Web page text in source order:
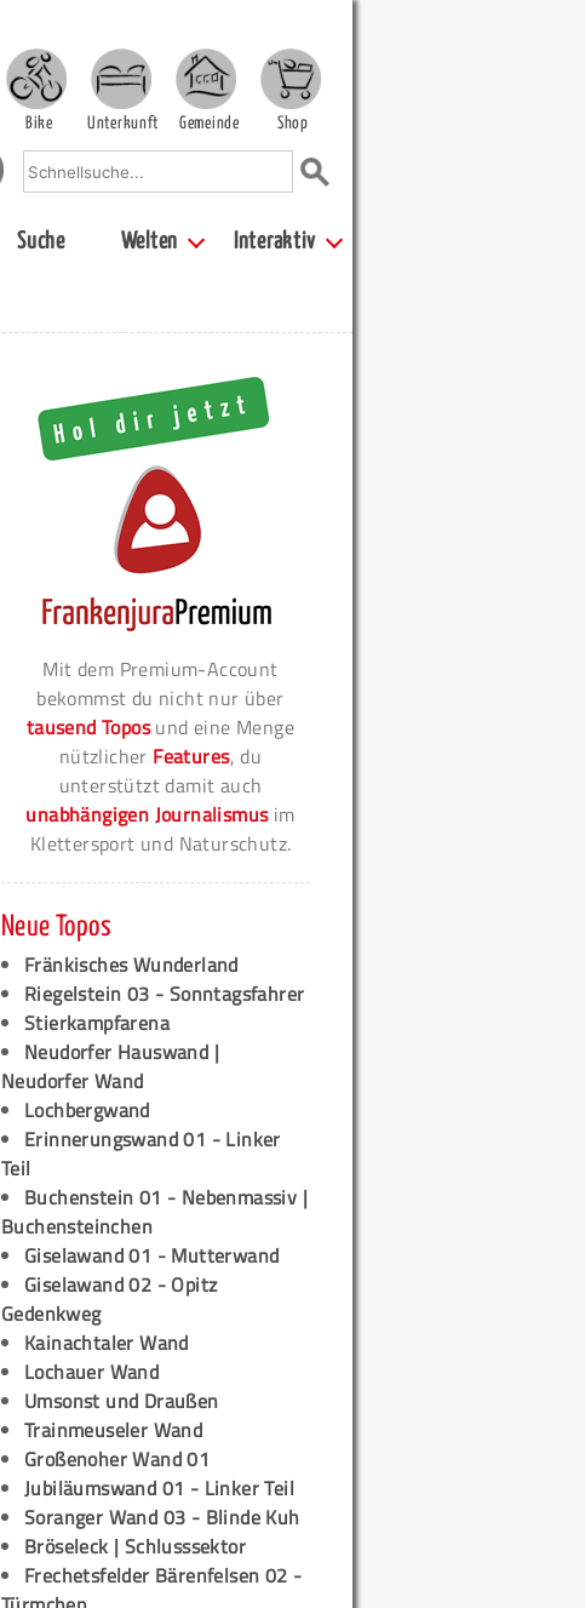
Bike Unterkunft Gemeinde Shop
Suche Welten Interaktiv
Mit dem Premium-Account
bekommst du nicht nur über
tausend Toposund eine Menge
nützlicher Features, du
unterstützt damit auch
unabhängigen Journalismusim
Klettersport und Naturschutz.
Neue Topos
Fränkisches Wunderland
Riegelstein 03 - Sonntagsfahrer
Stierkampfarena
Neudorfer Hauswand |
Neudorfer Wand
Lochbergwand
Erinnerungswand 01 - Linker
Teil
Buchenstein 01 - Nebenmassiv |
Buchensteinchen
Giselawand 01 - Mutterwand
Giselawand 02 - Opitz
Gedenkweg
Kainachtaler Wand
Lochauer Wand
Umsonst und Draußen
Trainmeuseler Wand
Großenoher Wand 01
Jubiläumswand 01 - Linker Teil
Soranger Wand 03 - Blinde Kuh
Bröseleck | Schlusssektor
Frechetsfelder Bärenfelsen 02 -